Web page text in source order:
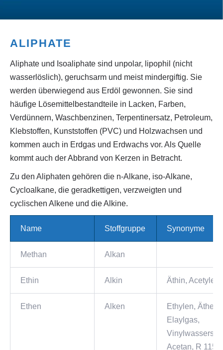
ALIPHATE
Aliphate und Isoaliphate sind unpolar, lipophil (nicht
wasserlöslich), geruchsarm und meist mindergiftig. Sie
werden überwiegend aus Erdöl gewonnen. Sie sind
häufige Lösemittelbestandteile in Lacken, Farben,
Verdünnern, Waschbenzinen, Terpentinersatz, Petroleum,
Klebstoffen, Kunststoffen (PVC) und Holzwachsen und
kommen auch in Erdgas und Erdwachs vor. Als Quelle
kommt auch der Abbrand von Kerzen in Betracht.
Zu den Aliphaten gehören die n-Alkane, iso-Alkane,
Cycloalkane, die geradkettigen, verzweigten und
cyclischen Alkene und die Alkine.
Name Stoffgruppe Synonyme
Methan Alkan
Ethin Alkin Äthin,
Ethen Alken
Ethylen,
Elaylgas,
Acetan, R 1150